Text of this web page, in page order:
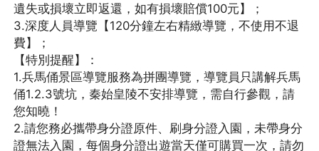
遺失或損壞立即返還，如有損壞賠償100元】；
3.深度人員導覽【120分鐘左右精緻導覽，不使用不退
費】；
【特別提醒】：
1.兵馬俑景區導覽服務為拼團導覽，導覽員只講解兵馬
俑1.2.3號坑，秦始皇陵不安排導覽，需自行參觀，請
您知曉！
2.請您務必攜帶身分證原件、刷身分證入園，未帶身分
證無法入園，每個身分證出遊當天僅可購買一次，請勿